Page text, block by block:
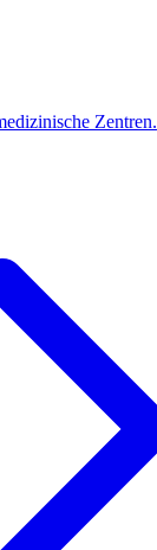
Zentren.